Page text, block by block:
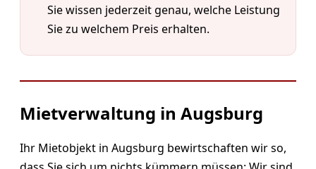
Sie wissen jederzeit genau, welche Leistung
Sie zu welchem Preis erhalten.
Mietverwaltung in Augsburg
Ihr Mietobjekt in Augsburg bewirtschaften wir so,